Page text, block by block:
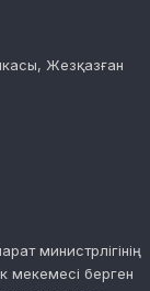
Жезқазған
министрлігінің
мекемесі берген